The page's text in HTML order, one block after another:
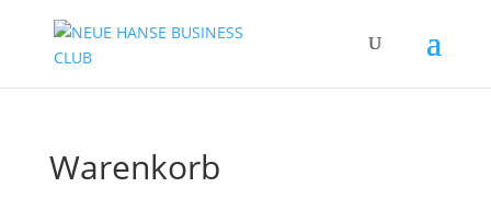
Warenkorb